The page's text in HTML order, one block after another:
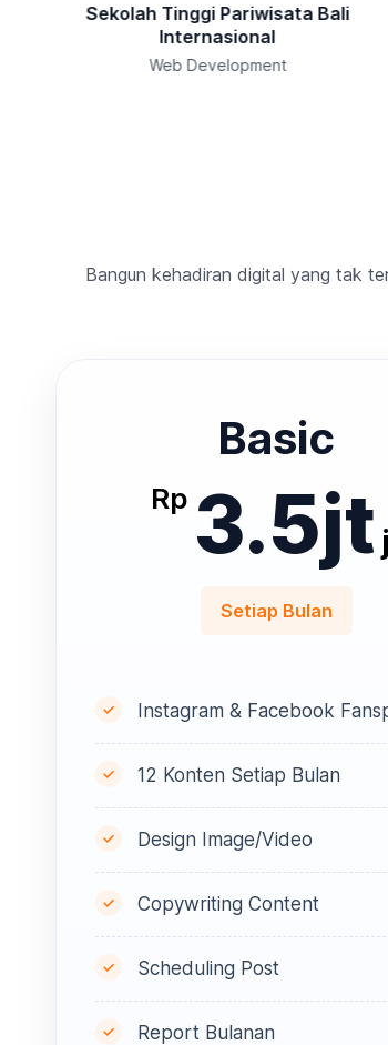
Sekolah Tinggi Pariwisata Bali
Internasional
Web Development
Bangun kehadiran digital yang tak
Basic
Rp 3.5jt
Setiap Bulan
Instagram & Facebook
12 Konten Setiap Bulan
Design Image/Video
Copywriting Content
Scheduling Post
Report Bulanan